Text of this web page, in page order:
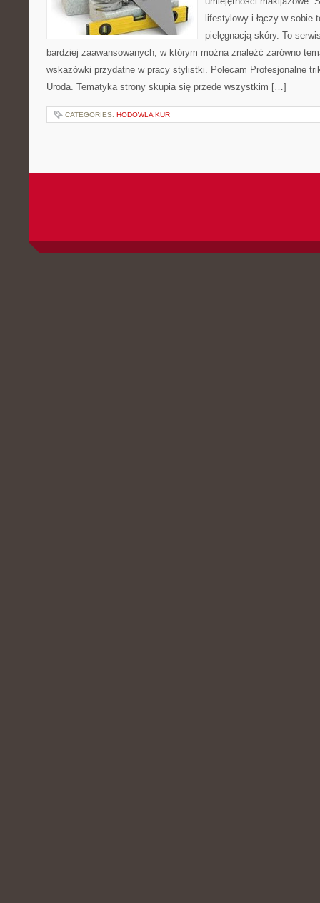
lifestylowy i łączy w sobie
pielęgnacją skóry. To
bardziej zaawansowanych, w którym można znaleźć zarówno
wskazówki przydatne w pracy stylistki. Polecam Profesjonalne
Uroda. Tematyka strony skupia się przede wszystkim […]
CATEGORIES: HODOWLA KUR